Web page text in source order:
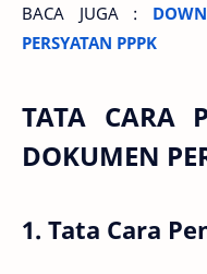
BACA JUGA :
PERSYATAN PPPK
TATA CARA
DOKUMEN
1. Tata Cara